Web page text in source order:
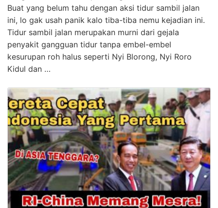
Buat yang belum tahu dengan aksi tidur sambil jalan
ini, lo gak usah panik kalo tiba-tiba nemu kejadian ini.
Tidur sambil jalan merupakan murni dari gejala
penyakit gangguan tidur tanpa embel-embel
kesurupan roh halus seperti Nyi Blorong, Nyi Roro
Kidul dan …